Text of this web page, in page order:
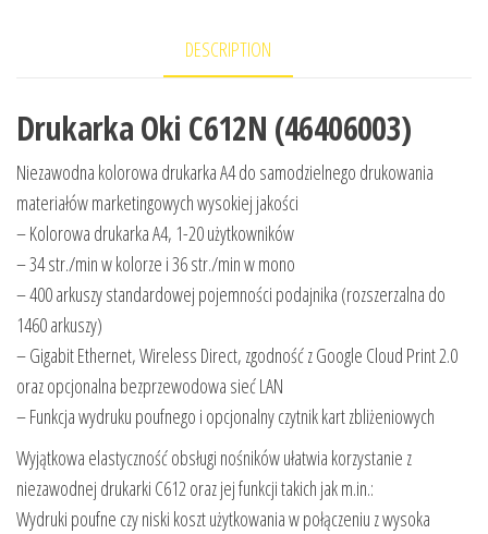
DESCRIPTION
Drukarka Oki C612N (46406003)
Niezawodna kolorowa drukarka A4 do samodzielnego drukowania
materiałów marketingowych wysokiej jakości
– Kolorowa drukarka A4, 1-20 użytkowników
– 34 str./min w kolorze i 36 str./min w mono
– 400 arkuszy standardowej pojemności podajnika (rozszerzalna do
1460 arkuszy)
– Gigabit Ethernet, Wireless Direct, zgodność z Google Cloud Print 2.0
oraz opcjonalna bezprzewodowa sieć LAN
– Funkcja wydruku poufnego i opcjonalny czytnik kart zbliżeniowych
Wyjątkowa elastyczność obsługi nośników ułatwia korzystanie z
niezawodnej drukarki C612 oraz jej funkcji takich jak m.in.:
Wydruki poufne czy niski koszt użytkowania w połączeniu z wysoka